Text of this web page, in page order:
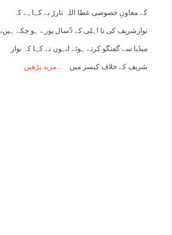
کے معاونِ خصوصی عطا اللہ تارڑ نے کہاہے کہ
نوازشریف کی نا اہلی کے 5سال پورے ہو چکے ہیں،
میڈیا سے گفتگو کرتے ہوئے انہوں نے کہا کہ نواز
شریف کے خلاف کیسز میں مزید پڑھیں